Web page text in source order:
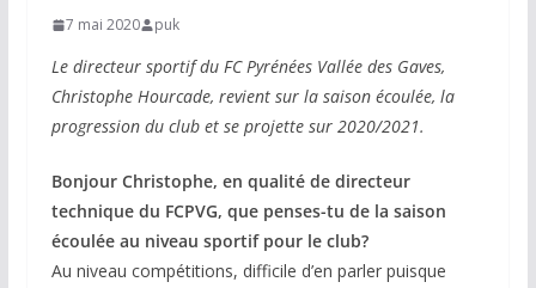
7 mai 2020 puk
Le directeur sportif du FC Pyrénées Vallée des Gaves,
Christophe Hourcade, revient sur la saison écoulée, la
progression du club et se projette sur 2020/2021.
Bonjour Christophe, en qualité de directeur
technique du FCPVG, que penses-tu de la saison
écoulée au niveau sportif pour le club?
Au niveau compétitions, difficile d’en parler puisque